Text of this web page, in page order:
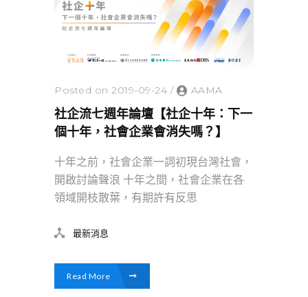
Posted on 2019-09-24 / AAMA
社企流七週年論壇【社企十年：下一
個十年，社會企業會消失嗎？】
十年之前，社會企業一詞初現台灣社會，
開啟討論聲浪 十年之間，社會企業在各
領域開枝散葉，有期許有反思
最新消息
Read More